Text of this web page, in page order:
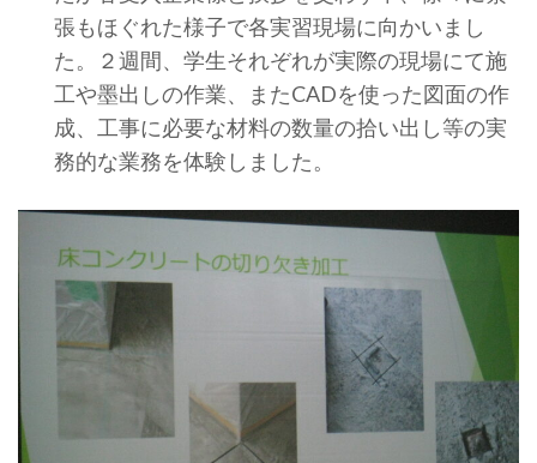
張もほぐれた様子で各実習現場に向かいまし
た。２週間、学生それぞれが実際の現場にて施
工や墨出しの作業、またCADを使った図面の作
成、工事に必要な材料の数量の拾い出し等の実
務的な業務を体験しました。